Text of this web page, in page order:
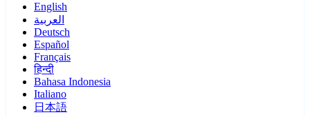
English
العربية
Deutsch
Español
Français
हिन्दी
Bahasa Indonesia
Italiano
日本語